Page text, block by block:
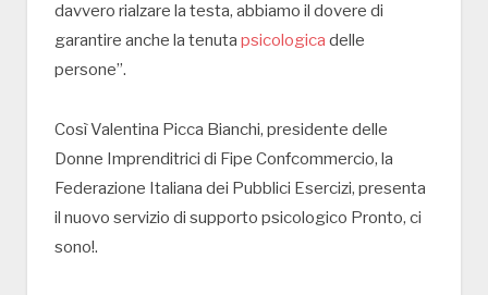
davvero rialzare la testa, abbiamo il dovere di
garantire anche la tenuta psicologica delle
persone”.
Così Valentina Picca Bianchi, presidente delle
Donne Imprenditrici di Fipe Confcommercio, la
Federazione Italiana dei Pubblici Esercizi, presenta
il nuovo servizio di supporto psicologico Pronto, ci
sono!.